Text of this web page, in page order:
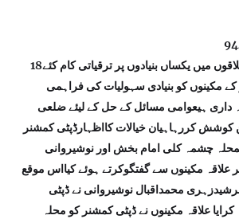
18دسمبر:قلات کے تمام علاقوں میں یکساں بنیادوں پر ترقیاتی کام کئے
کے مکینوں کو بنیادی سہولیات کی فراہمی
داری ہیعوامی مسائل کے حل کے لیئے ضلعی
کوشش کررہاہیان خیالات کااظہارڈپٹی کمشنر
چشمہ کلی امام بخش اور نوشیروانی
علاقہ مکینوں سے گفتگوکرتے ہوئے کیااس موقع
محمداقبال نوشیروانی نے ڈپٹی
علاقہ مکینوں نے ڈپٹی کمشنر کو محلہ